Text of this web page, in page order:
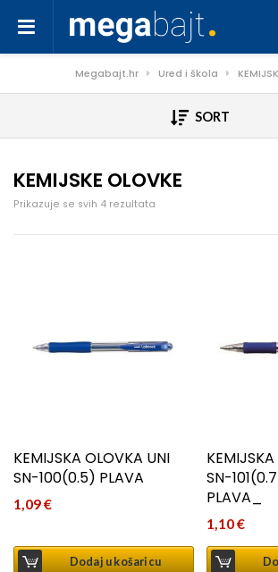
Megabajt.hr Ured i škola
SORT
KEMIJSKE OLOVKE
Prikazuje se svih 4 rezultata
KEMIJSKA OLOVKA UNI
SN-100(0.5) PLAVA
1,09€
Dodaj u košaricu
SN-
PLAVA_
1,10€